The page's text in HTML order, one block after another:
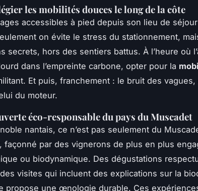
les mobilités douces le long de la côte
accessibles à pied depuis son lieu de
on évite le stress du stationnement,
secrets, hors des sentiers battus. À l’heure où
dans l’empreinte carbone, opter pour la
Et puis, franchement : le bruit des vagues,
du moteur.
éco-responsable du pays du Muscadet
nantais, ce n’est pas seulement du
façonné par des vignerons de plus en plus
ou biodynamique. Des dégustations
visites qui incluent des explications sur la
propose une œnologie durable. Ces